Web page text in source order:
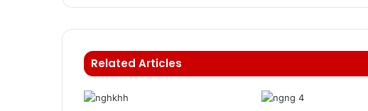
Related Articles